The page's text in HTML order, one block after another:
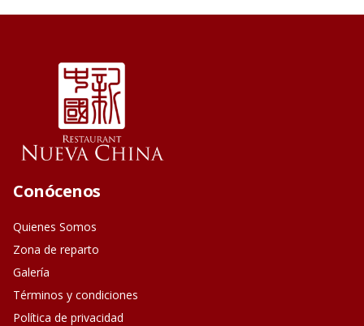
Conócenos
Quienes Somos
Zona de reparto
Galería
Términos y condiciones
Política de privacidad